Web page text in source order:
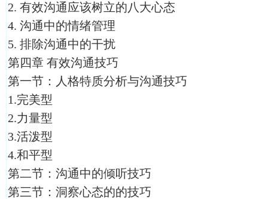
2. 有效沟通应该树立的八大心态
4. 沟通中的情绪管理
5. 排除沟通中的干扰
第四章 有效沟通技巧
第一节：人格特质分析与沟通技巧
1.完美型
2.力量型
3.活泼型
4.和平型
第二节：沟通中的倾听技巧
第三节：洞察心态的的技巧